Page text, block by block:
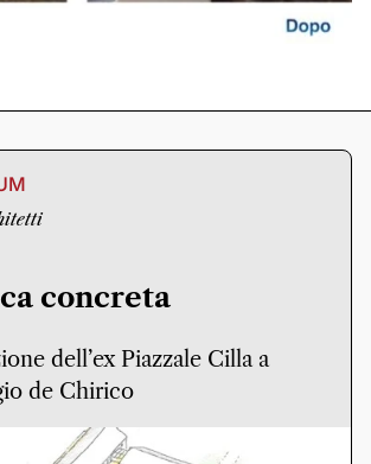
concreta
dell’ex Piazzale Cilla a
de Chirico